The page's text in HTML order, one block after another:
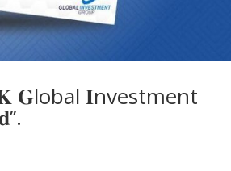
𝐒𝐊 𝐆lobal 𝐈nvestment